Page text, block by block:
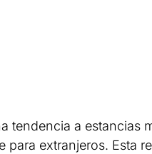
tendencia a estancias
para extranjeros. Esta